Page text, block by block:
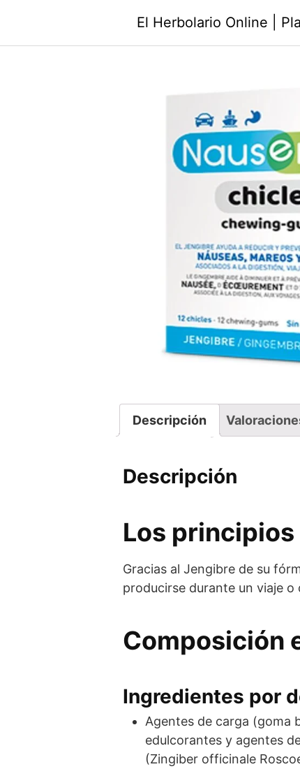
El Herbolario Online |
Descripción
Descripción
Los
Gracias al Jengibre de su
producirse durante un viaje
Composición
Ingredientes por
Agentes de carga (goma
edulcorantes y agentes
(Zingiber officinale